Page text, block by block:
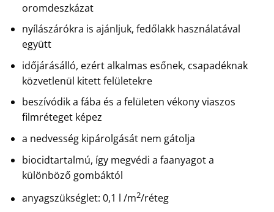
oromdeszkázat
nyílászárókra is ajánljuk, fedőlakk használatával
együtt
időjárásálló, ezért alkalmas esőnek, csapadéknak
közvetlenül kitett felületekre
beszívódik a fába és a felületen vékony viaszos
filmréteget képez
a nedvesség kipárolgását nem gátolja
biocidtartalmú, így megvédi a faanyagot a
különböző gombáktól
anyagszükséglet: 0,1 l /m2/réteg